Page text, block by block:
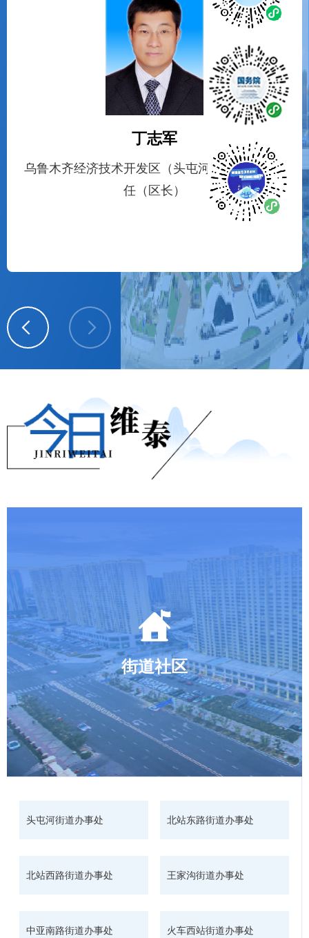
丁志军
乌鲁木齐经济技术开发区（头屯河区）管委会主
任（区长）
街道社区
头屯河街道办事处 北站东路街道办事处
北站西路街道办事处 王家沟街道办事处
中亚南路街道办事处 火车西站街道办事处